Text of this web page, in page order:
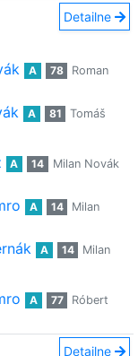
Detailne
A 78
Roman
A 81
Tomáš
A 14
Milan Novák
A 14
Milan
A 14
Milan
A 77
Róbert
Detailne